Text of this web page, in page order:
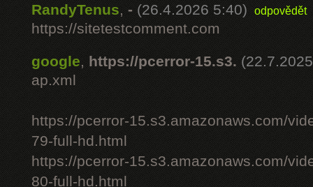
RandyTenus, - (26.4.2026 5:40) odpovědět
https://sitetestcomment.com
google, https://pcerror-15.s3.
ap.xml
https://pcerror-15.s3.amazonaws.com/
79-full-hd.html
https://pcerror-15.s3.amazonaws.com/
80-full-hd.html